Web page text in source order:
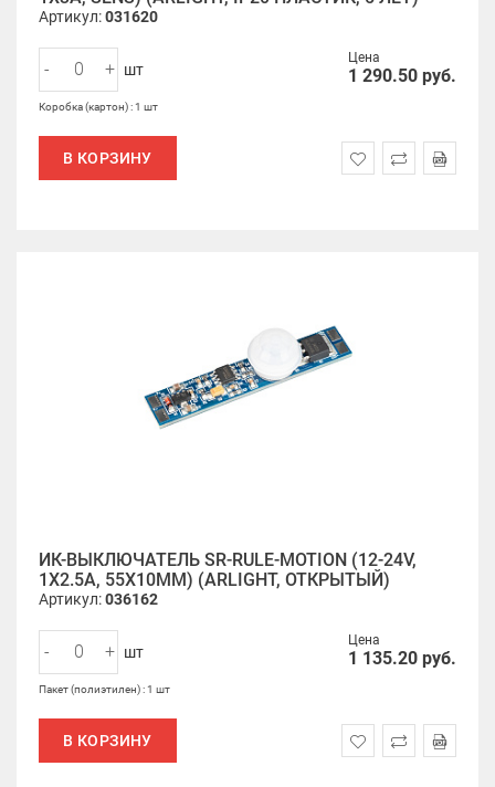
Артикул:031620
Цена
1 290.50 руб.
- + шт
Коробка (картон) : 1 шт
В КОРЗИНУ
ИК-ВЫКЛЮЧАТЕЛЬ SR-RULE-MOTION (12-24V,
1X2.5A, 55X10MM) (ARLIGHT, ОТКРЫТЫЙ)
Артикул:036162
Цена
1 135.20 руб.
- + шт
Пакет (полиэтилен) : 1 шт
В КОРЗИНУ